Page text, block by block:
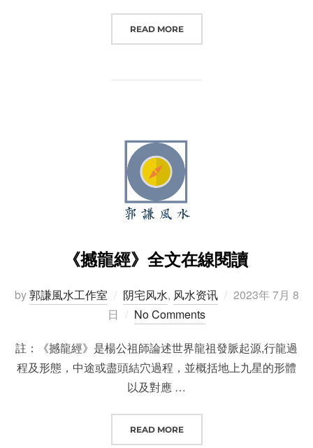
READ MORE“大遊年歌–八宅風水精華及圖例”
《撼龍經》全文在線閱讀
by郭謙風水工作室 阴宅风水, 风水资讯
Posted
2023年 7月 8
日
No Comments
註：《撼龍經》是楊公祖師論述世界龍祖發脈起源,行龍過
程及形態，中途或盡頭結穴過程，並概括地上九星的形體
以及對應 …
READ MORE“《撼龍經》全文在線閱讀”